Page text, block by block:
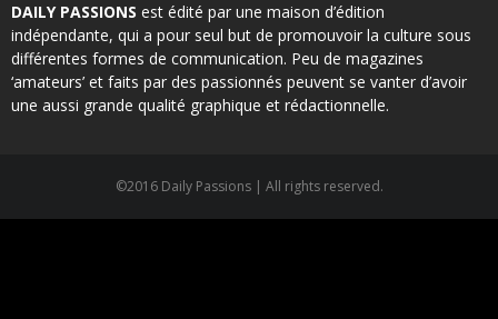
DAILY PASSIONS est édité par une maison d’édition
indépendante, qui a pour seul but de promouvoir la culture sous
différentes formes de communication. Peu de magazines
‘amateurs’ et faits par des passionnés peuvent se vanter d’avoir
une aussi grande qualité graphique et rédactionnelle.
©2016 Daily Passions | All rights reserved.